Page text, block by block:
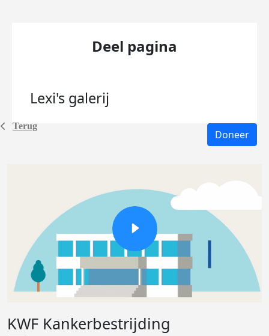
Terug
Deel pagina
Lexi's galerij
Doneer
KWF Kankerbestrijding